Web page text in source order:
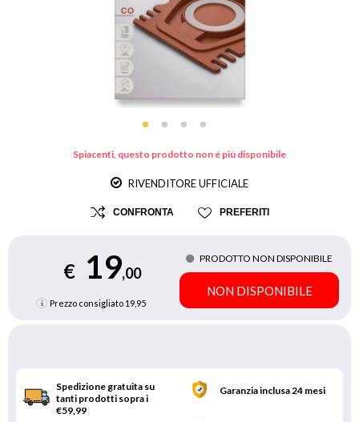
Spiacenti, questo prodotto non é più disponibile
RIVENDITORE UFFICIALE
CONFRONTA PREFERITI
€ 19,00
Prezzo consigliato 19,95
PRODOTTO NON DISPONIBILE
NON DISPONIBILE
Spedizione gratuita su
tanti prodotti sopra i
€59,99
Garanzia inclusa 24 mesi